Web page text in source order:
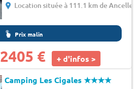
Location située à 111.1 km de Ancelle
Prix malin
2405 € + d'infos >
Camping Les Cigales★★★★